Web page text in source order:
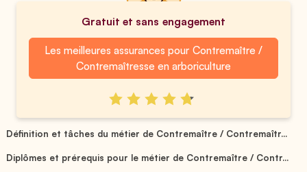
Gratuit et sans engagement
Les meilleures assurances pour Contremaître /
Contremaîtresse en arboriculture
Définition et tâches du métier de Contremaître / Contremaîtr...
Diplômes et prérequis pour le métier de Contremaître / Contr...